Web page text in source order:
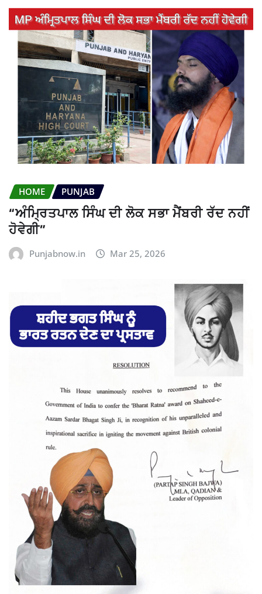
HOME PUNJAB
“ਅੰਮ੍ਰਿਤਪਾਲ ਸਿੰਘ ਦੀ ਲੋਕ ਸਭਾ ਮੈਂਬਰੀ ਰੱਦ ਨਹੀਂ
ਹੋਵੇਗੀ”
Punjabnow.in Mar 25, 2026